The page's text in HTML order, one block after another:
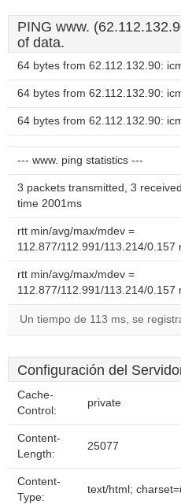
PING www.
of data.
64 bytes from 62.112.132.90:
64 bytes from 62.112.132.90:
64 bytes from 62.112.132.90:
--- www. ping statistics ---
3 packets transmitted, 3
time 2001ms
rtt min/avg/max/mdev =
112.877/112.991/113.214/0.157
rtt min/avg/max/mdev =
112.877/112.991/113.214/0.157
Un tiempo de 113 ms, se
Configuración del
Cache-
Control:
private
Content-
Length:
25077
Content-
Type:
text/html;